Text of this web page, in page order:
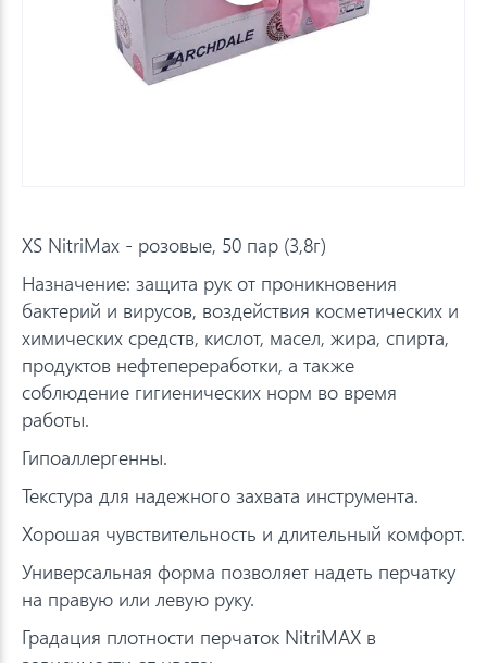
XS NitriMax - розовые, 50 пар (3,8г)
Назначение: защита рук от проникновения
бактерий и вирусов, воздействия косметических и
химических средств, кислот, масел, жира, спирта,
продуктов нефтепереработки, а также
соблюдение гигиенических норм во время
работы.
Гипоаллергенны.
Текстура для надежного захвата инструмента.
Хорошая чувствительность и длительный комфорт.
Универсальная форма позволяет надеть перчатку
на правую или левую руку.
Градация плотности перчаток NitriMAX в